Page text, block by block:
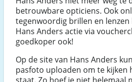
betrouwbare opticiens. Ook
tegenwoordig brillen en lenzen
Hans Anders actie via
goedkoper ook!
Op de site van Hans Anders
pasfoto uploaden om te kijken